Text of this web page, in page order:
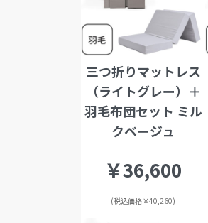
三つ折りマットレス
（ライトグレー）＋
羽毛布団セット ミル
クベージュ
￥36,600
(税込価格￥40,260)